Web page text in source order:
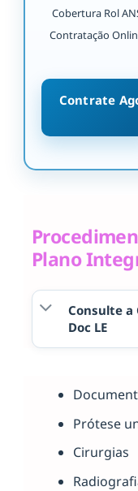
Cobertura Rol
Contratação
Contrate
Plano
Consulte
Doc LE
Prótese
Cirurgias